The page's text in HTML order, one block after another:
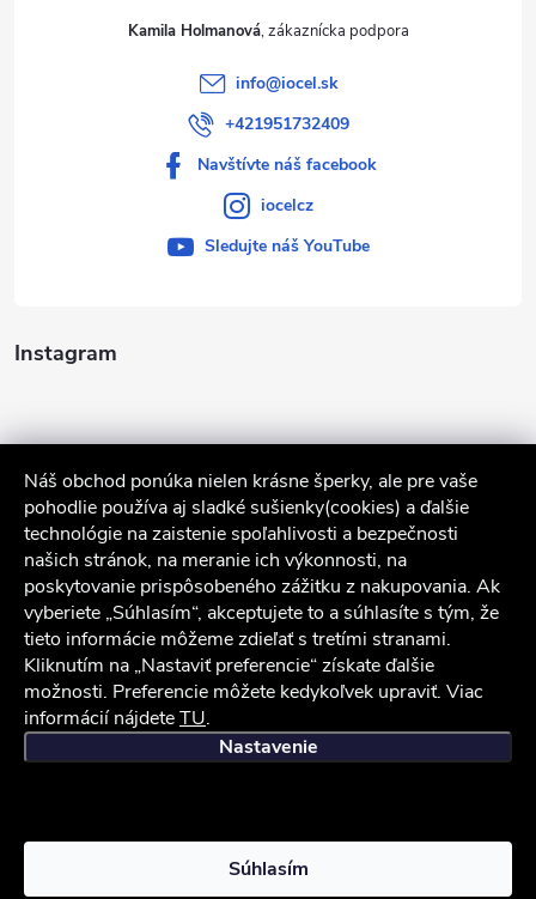
Náš obchod ponúka nielen krásne šperky, ale pre vaše
pohodlie používa aj sladké sušienky(cookies) a ďalšie
technológie na zaistenie spoľahlivosti a bezpečnosti
našich stránok, na meranie ich výkonnosti, na
poskytovanie prispôsobeného zážitku z nakupovania. Ak
vyberiete „Súhlasím“, akceptujete to a súhlasíte s tým, že
tieto informácie môžeme zdieľať s tretími stranami.
Kliknutím na „Nastaviť preferencie“ získate ďalšie
možnosti. Preferencie môžete kedykoľvek upraviť. Viac
informácií nájdeteTU.
Nastavenie
Súhlasím
Instagram
Sledovať na Instagrame
Služby zákazníkom
Kamila Holmanová
info@iocel.sk
+421951732409
Navštívte náš facebook
iocelcz
Sledujte náš YouTube
iocel.sk Obchodné podmienky Ochrana osobných údajov
Vytvoril Shoptet